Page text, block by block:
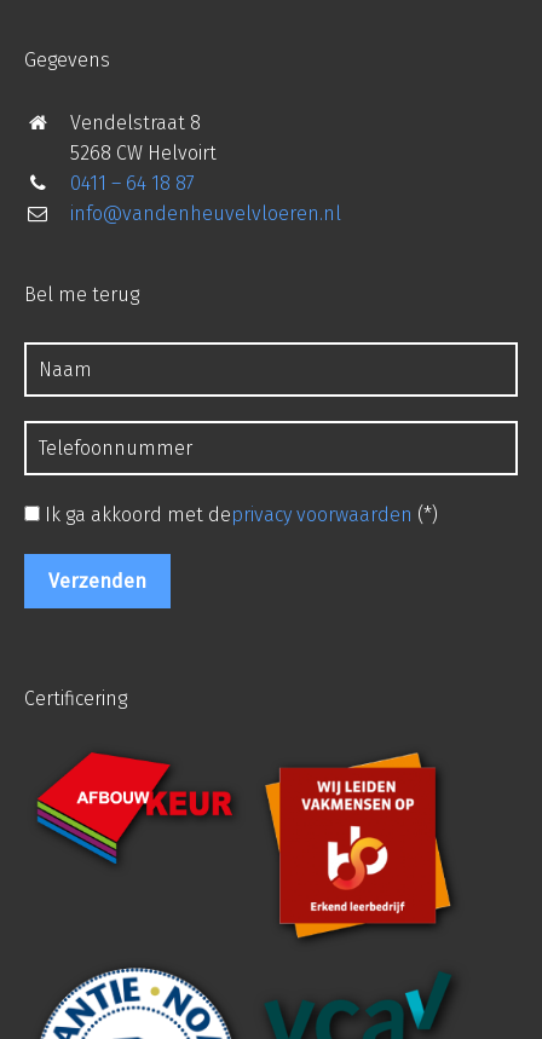
Gegevens
Vendelstraat 8
5268 CW Helvoirt
0411 – 64 18 87
info@vandenheuvelvloeren.nl
Bel me terug
Ik ga akkoord met deprivacy voorwaarden (*)
Certificering